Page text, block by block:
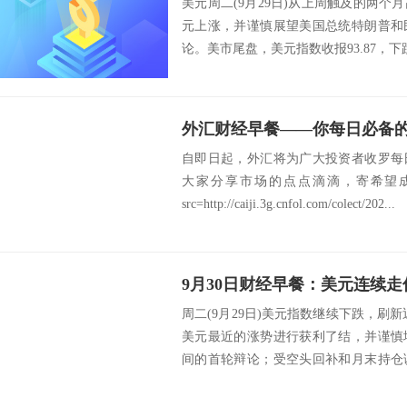
美元周二(9月29日)从上周触及的两个
元上涨，并谨慎展望美国总统特朗普
论。美市尾盘，美元指数收报93.87，下
外汇财经早餐——你每日必备
自即日起，外汇将为广大投资者收罗
大家分享市场的点点滴滴，寄希望
src=http://caiji.3g.cnfol.com/colect/202...
周二(9月29日)美元指数继续下跌，刷
美元最近的涨势进行获利了结，并谨
间的首轮辩论；受空头回补和月末持